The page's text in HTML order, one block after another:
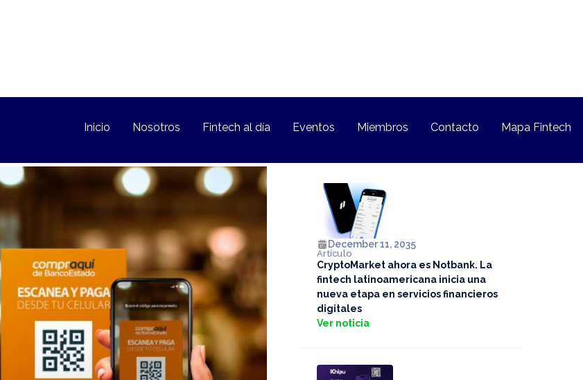
Inicio Nosotros Fintech al día Eventos Miembros Contacto Mapa Fintech
December 11, 2035
Artículo
CryptoMarket ahora es Notbank. La
fintech latinoamericana inicia una
nueva etapa en servicios financieros
digitales
Ver noticia